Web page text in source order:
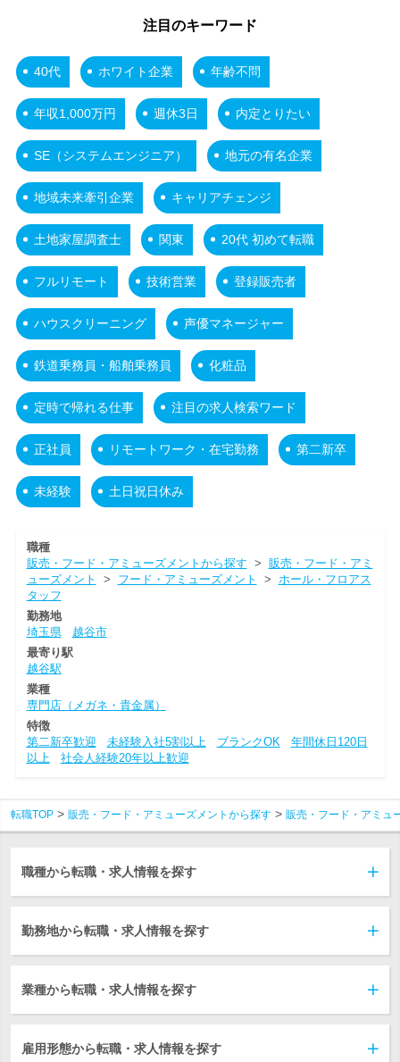
注目のキーワード
40代 ホワイト企業 年齢不問
年収1,000万円 週休3日 内定とりたい
SE（システムエンジニア） 地元の有名企業
地域未来牽引企業 キャリアチェンジ
土地家屋調査士 関東 20代 初めて転職
フルリモート 技術営業 登録販売者
ハウスクリーニング 声優マネージャー
鉄道乗務員・船舶乗務員 化粧品
定時で帰れる仕事 注目の求人検索ワード
正社員 リモートワーク・在宅勤務 第二新卒
未経験 土日祝日休み
職種
販売・フード・アミューズメントから探す > 販売・フード・アミ
ューズメント
> フード・アミューズメント > ホール・フロアス
タッフ
勤務地
埼玉県
越谷市
最寄り駅
越谷駅
業種
専門店（メガネ・貴金属）
特徴
第二新卒歓迎
未経験入社5割以上 ブランクOK
年間休日120日
以上
社会人経験20年以上歓迎
転職TOP 販売・フード・アミューズメントから探す 販売・フード・アミュ
職種から転職・求人情報を探す
勤務地から転職・求人情報を探す
業種から転職・求人情報を探す
雇用形態から転職・求人情報を探す